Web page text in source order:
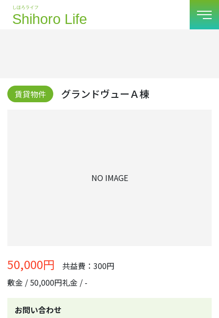
賃貸物件 グランドヴューＡ棟
NO IMAGE
50,000円
共益費：300円
敷金 / 50,000円礼金 / -
お問い合わせ